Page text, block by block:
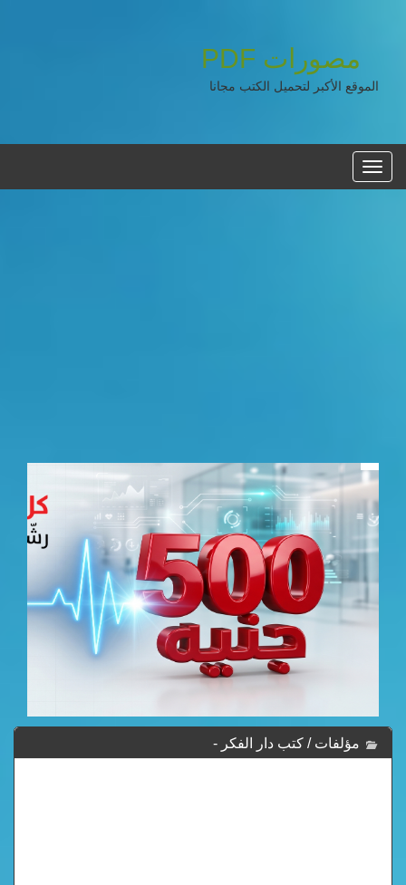
مصورات PDF
الموقع الأكبر لتحميل الكتب مجانا
القائمه
الرئيسية
مؤلفات / كتب دار الفكر -